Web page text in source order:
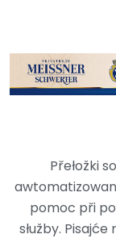
Přełožki
pomoc při
słužby. Pisajće